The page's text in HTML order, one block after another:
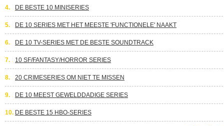
4. DE BESTE 10 MINISERIES
5. DE 10 SERIES MET HET MEESTE 'FUNCTIONELE' NAAKT
6. DE 10 TV-SERIES MET DE BESTE SOUNDTRACK
7. 10 SF/FANTASY/HORROR SERIES
8. 20 CRIMESERIES OM NIET TE MISSEN
9. DE 10 MEEST GEWELDDADIGE SERIES
10. DE BESTE 15 HBO-SERIES